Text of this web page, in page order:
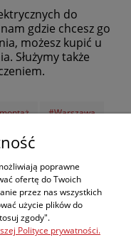
do
gdzie chcesz go
możesz kupić u
Służymy także
#Warszawa
#szyny sufitowe
#Touch Motion
poprawne
ofertę do Twoich
przez nas wszystkich
użycie plików do
zgody".
Polityce prywatności.